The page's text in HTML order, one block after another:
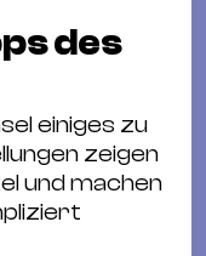
des
einiges zu
zeigen
und machen